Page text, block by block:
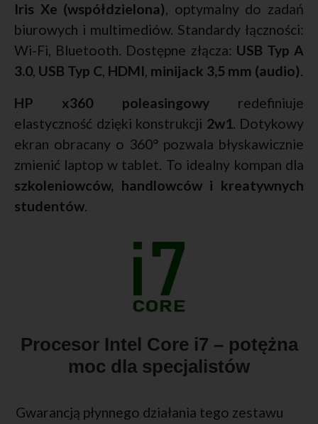
Iris Xe (współdzielona), optymalny do zadań
biurowych i multimediów. Standardy łączności:
Wi-Fi, Bluetooth. Dostępne złącza: USB Typ A
3.0, USB Typ C, HDMI, minijack 3,5 mm (audio).
HP x360 poleasingowyredefiniuje
elastyczność dzięki konstrukcji 2w1. Dotykowy
ekran obracany o 360° pozwala błyskawicznie
zmienić laptop w tablet. To idealny kompan dla
szkoleniowców, handlowców i kreatywnych
studentów.
Procesor Intel Core i7 – potężna
moc dla specjalistów
Gwarancją płynnego działania tego zestawu